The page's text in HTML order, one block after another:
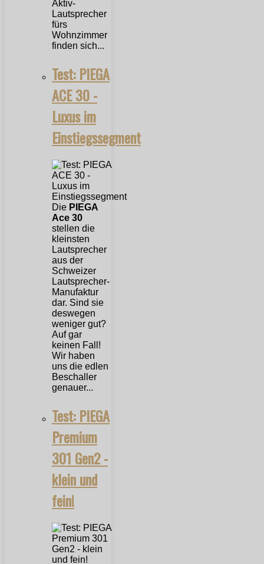
Aktiv-
Lautsprecher
fürs
Wohnzimmer
finden sich...
Test: PIEGA
ACE 30 -
Luxus im
Einstiegssegment
Die PIEGA
Ace 30
stellen die
kleinsten
Lautsprecher
aus der
Schweizer
Lautsprecher-
Manufaktur
dar. Sind sie
deswegen
weniger gut?
Auf gar
keinen Fall!
Wir haben
uns die edlen
Beschaller
genauer...
Test: PIEGA
Premium
301 Gen2 -
klein und
fein!